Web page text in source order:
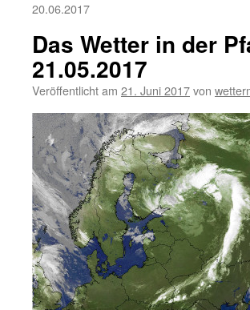
20.06.2017
Das Wetter in der
21.05.2017
Veröffentlicht am 21. Juni 2017von